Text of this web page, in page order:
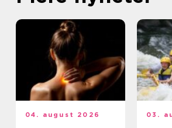
04. august 2026 03.